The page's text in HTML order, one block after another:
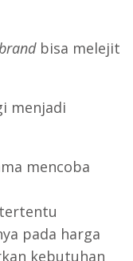
bisa melejit
menjadi
mencoba
pada harga
kebutuhan